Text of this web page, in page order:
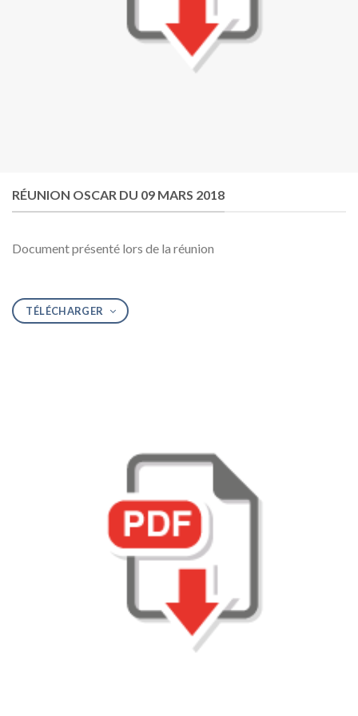
RÉUNION OSCAR DU 09 MARS 2018
Document présenté lors de la réunion
TÉLÉCHARGER